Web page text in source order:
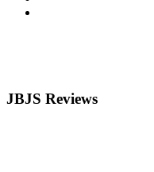
JBJS Reviews